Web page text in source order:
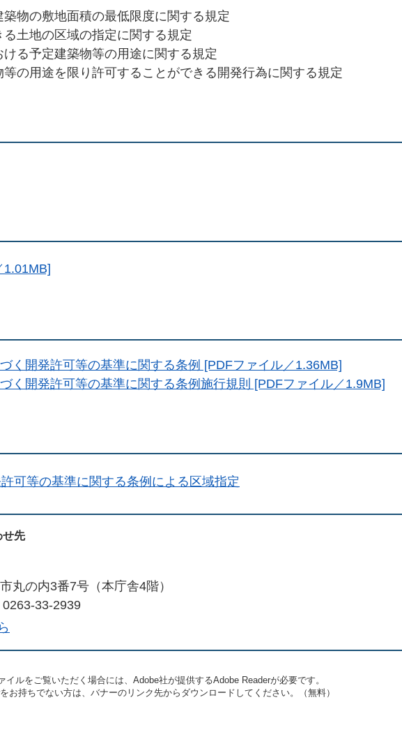
物の敷地面積の最低限度に関する規定
土地の区域の指定に関する規定
る予定建築物等の用途に関する規定
の用途を限り許可することができる開発行為に関する規定
く開発許可等の基準に関する条例 [PDFファイル／1.36MB]
く開発許可等の基準に関する条例施行規則 [PDFファイル／1.9MB]
可等の基準に関する条例による区域指定
せ先
丸の内3番7号（本庁舎4階）
0263-33-2939
イルをご覧いただく場合には、Adobe社が提供するAdobe Readerが必要です。
お持ちでない方は、バナーのリンク先からダウンロードしてください。（無料）